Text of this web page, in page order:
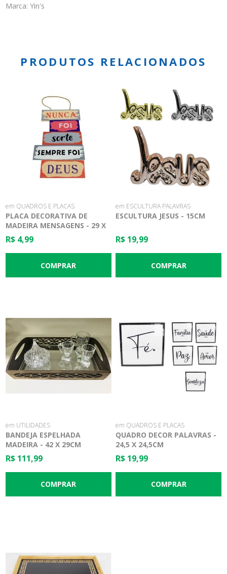
Marca: Yin's
PRODUTOS RELACIONADOS
em QUADROS E PLACAS
PLACA DECORATIVA DE
MADEIRA MENSAGENS - 29 X
18CM
R$ 4,99
em ESCULTURA PALAVRAS
ESCULTURA JESUS - 15CM
R$ 19,99
em UTILIDADES
BANDEJA ESPELHADA
MADEIRA - 42 X 29CM
R$ 111,99
em QUADROS E PLACAS
QUADRO DECOR PALAVRAS -
24,5 X 24,5CM
R$ 19,99